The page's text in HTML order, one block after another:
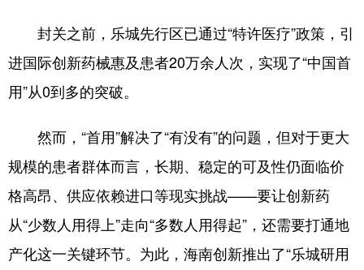
封关之前，乐城先行区已通过“特许医疗”政策，引
进国际创新药械惠及患者20万余人次，实现了“中国首
用”从0到多的突破。
然而，“首用”解决了“有没有”的问题，但对于更大
规模的患者群体而言，长期、稳定的可及性仍面临价
格高昂、供应依赖进口等现实挑战——要让创新药
从“少数人用得上”走向“多数人用得起”，还需要打通地
产化这一关键环节。为此，海南创新推出了“乐城研用